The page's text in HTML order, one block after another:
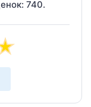
740.